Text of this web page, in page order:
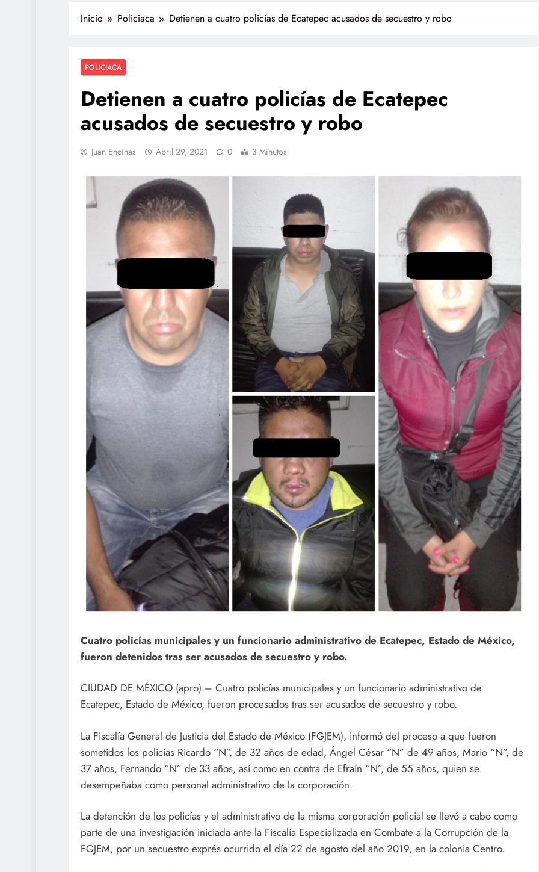
Inicio Policiaca Detienen a cuatro policías de Ecatepec acusados de secuestro y robo
POLICIACA
Detienen a cuatro policías de Ecatepec
acusados de secuestro y robo
Juan Encinas Abril 29, 2021 0 3 Minutos
Cuatro policías municipales y un funcionario administrativo de Ecatepec, Estado de México,
fueron detenidos tras ser acusados de secuestro y robo.
CIUDAD DE MÉXICO (apro).– Cuatro policías municipales y un funcionario administrativo de
Ecatepec, Estado de México, fueron procesados tras ser acusados de secuestro y robo.
La Fiscalía General de Justicia del Estado de México (FGJEM), informó del proceso a que fueron
sometidos los policías Ricardo “N”, de 32 años de edad, Ángel César “N” de 49 años, Mario “N”, de
37 años, Fernando “N” de 33 años, así como en contra de Efraín “N”, de 55 años, quien se
desempeñaba como personal administrativo de la corporación.
La detención de los policías y el administrativo de la misma corporación policial se llevó a cabo como
parte de una investigación iniciada ante la Fiscalía Especializada en Combate a la Corrupción de la
FGJEM, por un secuestro exprés ocurrido el día 22 de agosto del año 2019, en la colonia Centro.
reales: se escapan de su
sandbox y OpenAI no detectó el
julio 28, 2026